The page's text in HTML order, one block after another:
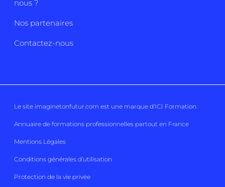
nous ?
Nos partenaires
Contactez-nous
Le site imaginetonfutur.com est une marque d'ICI Formation.
Annuaire de formations professionnelles partout en France
Mentions Légales
Conditions générales d’utilisation
Protection de la vie privée